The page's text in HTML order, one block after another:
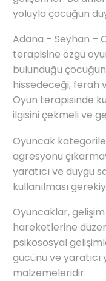
yoluyla çocuğun
Adana – Seyhan –
terapisine özgü
bulunduğu
hissedeceği, ferah
Oyun terapisinde
ilgisini çekmeli ve
Oyuncak
agresyonu
yaratıcı ve duygu
kullanılması
Oyuncaklar,
hareketlerine
psikososyal
gücünü ve
malzemeleridir.